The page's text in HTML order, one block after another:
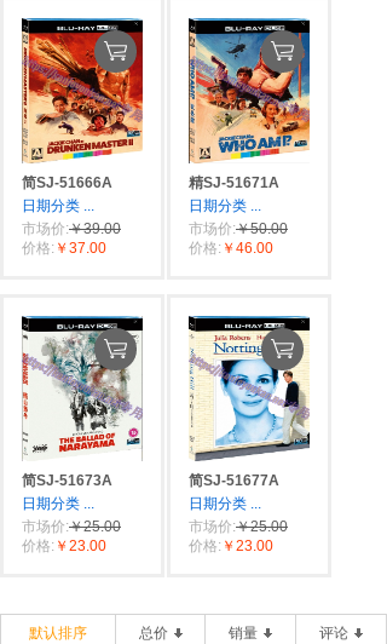
简SJ-51666A
日期分类 ...
市场价:￥39.00
价格: ￥37.00
精SJ-51671A
日期分类 ...
市场价:￥50.00
价格: ￥46.00
简SJ-51673A
日期分类 ...
市场价:￥25.00
价格: ￥23.00
简SJ-51677A
日期分类 ...
市场价:￥25.00
价格: ￥23.00
默认排序 总价 销量 评论